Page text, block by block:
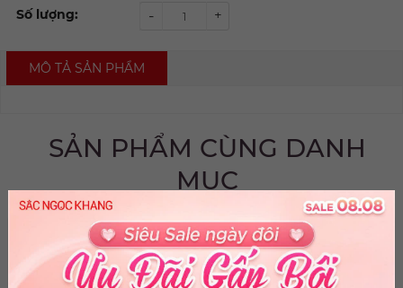
Số lượng: +
-
MÔ TẢ SẢN PHẨM
SẢN PHẨM CÙNG DANH
MỤC